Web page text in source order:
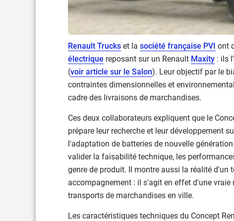
Renault Trucks et la société française PVI ont
électrique reposant sur un Renault Maxity : ils
(voir article sur le Salon). Leur objectif par le
contraintes dimensionnelles et
cadre des livraisons de marchandises.
Ces deux collaborateurs expliquent que le
prépare leur recherche et leur développement
l'adaptation de batteries de nouvelle
valider la faisabilité technique, les
genre de produit. Il montre aussi la réalité d'un
accompagnement : il s'agit en effet d'une
transports de marchandises en ville.
Les caractéristiques techniques du Concept